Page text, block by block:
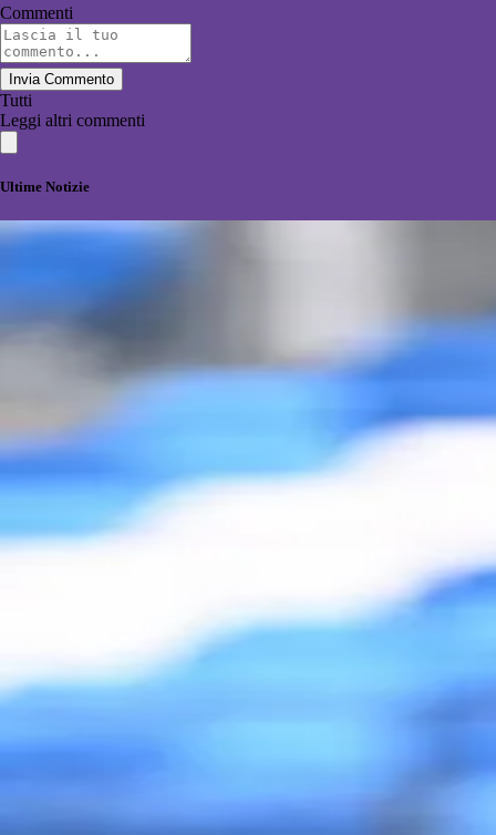
Commenti
Invia Commento
Tutti
Leggi altri commenti
Ultime Notizie